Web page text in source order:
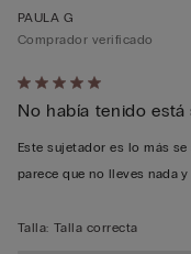
Calificación
de
5
sobre
PAULA G
Comprador verificado
No había tenido
Este sujetador es lo más
parece que no lleves nada
Talla: Talla correcta